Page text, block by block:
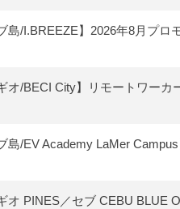
ブ島/I.BREEZE】2026年8月プ
ギオ/BECI City】リモートワー
ブ島/EV Academy LaMer
オ PINES／セブ CEBU BLUE